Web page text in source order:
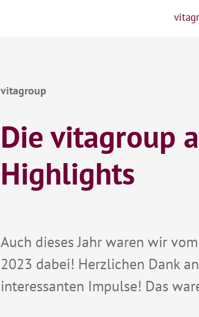
Die vitagroup
Highlights
Auch dieses Jahr waren wir
2023 dabei! Herzlichen Dank
interessanten Impulse! Das